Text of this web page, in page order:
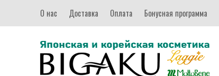
О нас Доставка Оплата Бонусная программа